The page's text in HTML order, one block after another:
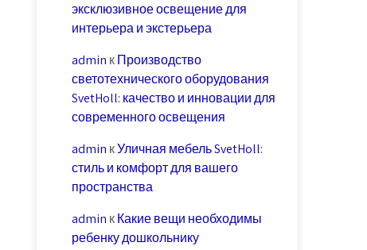
эксклюзивное освещение для
интерьера и экстерьера
admin кПроизводство
светотехнического оборудования
SvetHoll: качество и инновации для
современного освещения
admin кУличная мебель SvetHoll:
стиль и комфорт для вашего
пространства
admin кКакие вещи необходимы
ребенку дошкольнику